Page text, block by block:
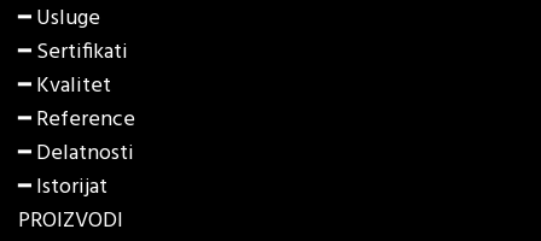
━ Usluge
━ Sertifikati
━ Kvalitet
━ Reference
━ Delatnosti
━ Istorijat
PROIZVODI